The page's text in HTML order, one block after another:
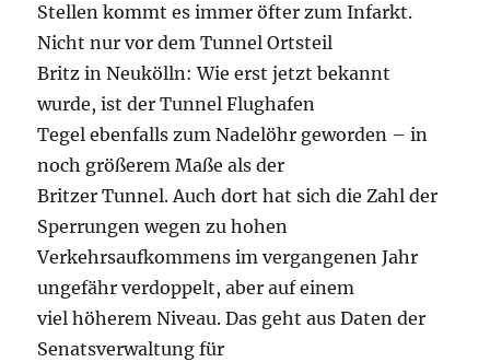
Stellen kommt es immer öfter zum Infarkt.
Nicht nur vor dem Tunnel Ortsteil
Britz in Neukölln: Wie erst jetzt bekannt
wurde, ist der Tunnel Flughafen
Tegel ebenfalls zum Nadelöhr geworden – in
noch größerem Maße als der
Britzer Tunnel. Auch dort hat sich die Zahl der
Sperrungen wegen zu hohen
Verkehrsaufkommens im vergangenen Jahr
ungefähr verdoppelt, aber auf einem
viel höherem Niveau. Das geht aus Daten der
Senatsverwaltung für